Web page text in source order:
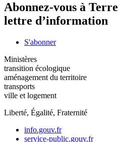
Abonnez-vous à
lettre d’information
S'abonner
Ministères
transition écologique
aménagement du territoire
transports
ville et logement
Liberté, Égalité, Fraternité
info.gouv.fr
service-public.gouv.fr